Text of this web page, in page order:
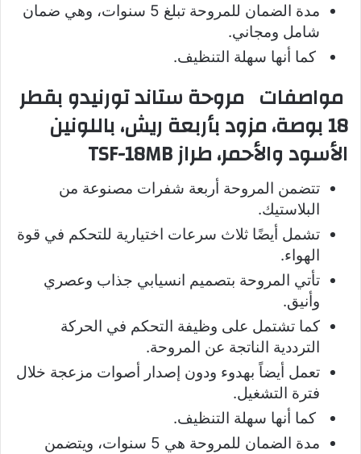
مدة الضمان للمروحة تبلغ 5 سنوات، وهي ضمان
شامل ومجاني.
كما أنها سهلة التنظيف.
مواصفات مروحة ستاند تورنيدو بقطر
18 بوصة، مزود بأربعة ريش، باللونين
الأسود والأحمر، طراز TSF-18MB
تتضمن المروحة أربعة شفرات مصنوعة من
البلاستيك.
تشمل أيضًا ثلاث سرعات اختيارية للتحكم في قوة
الهواء.
تأتي المروحة بتصميم انسيابي جذاب وعصري
وأنيق.
كما تشتمل على وظيفة التحكم في الحركة
الترددية الناتجة عن المروحة.
تعمل أيضاً بهدوء ودون إصدار أصوات مزعجة خلال
فترة التشغيل.
كما أنها سهلة التنظيف.
مدة الضمان للمروحة هي 5 سنوات، ويتضمن